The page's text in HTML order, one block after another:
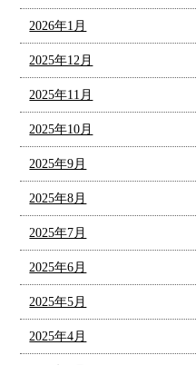
2026年1月
2025年12月
2025年11月
2025年10月
2025年9月
2025年8月
2025年7月
2025年6月
2025年5月
2025年4月